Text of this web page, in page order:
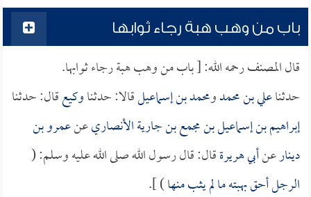
باب من وهب هبة رجاء ثوابها
قال المصنف رحمه الله: [ باب من وهب هبة رجاء ثوابها.
حدثناعلي بن محمدومحمد بن إسماعيلقالا: حدثناوكيعقال: حدثنا
إبراهيم بن إسماعيل بن مجمع بن جارية الأنصاريعنعمرو بن
دينارعنأبي هريرةقال: قال رسول الله صلى الله عليه وسلم: (
الرجل أحق بهبته ما لم يثب منها) ].